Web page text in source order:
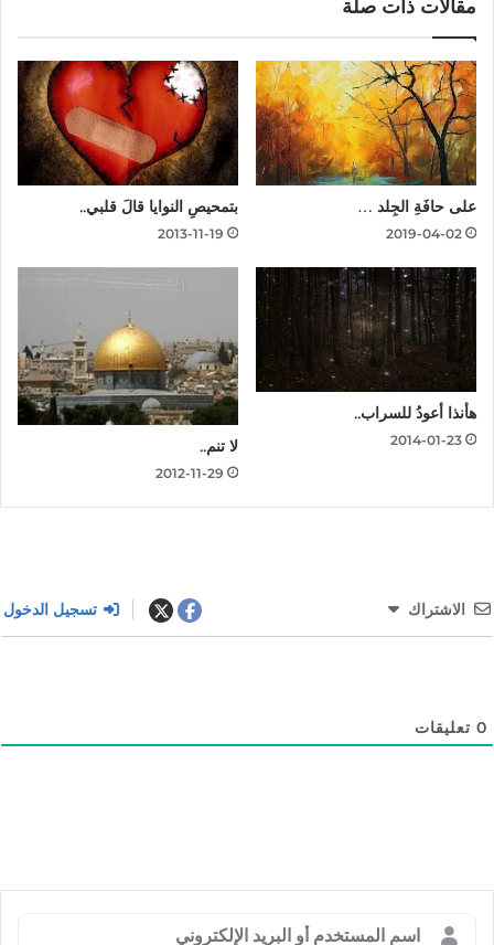
مقالات ذات صلة
على حافَةِ الجِلد …
2019-04-02
بتمحيصِ النوايا قالَ قلبي..
2013-11-19
هأنذا أعودُ للسراب..
2014-01-23 لا تنم..
2012-11-29
الاشتراك تسجيل الدخول
0 تعليقات